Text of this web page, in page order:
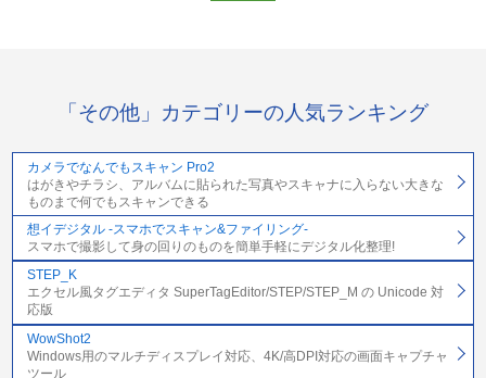
「その他」カテゴリーの人気ランキング
カメラでなんでもスキャン Pro2
はがきやチラシ、アルバムに貼られた写真やスキャナに入らない大きな
ものまで何でもスキャンできる
想イデジタル -スマホでスキャン&ファイリング-
スマホで撮影して身の回りのものを簡単手軽にデジタル化整理!
STEP_K
エクセル風タグエディタ SuperTagEditor/STEP/STEP_M の Unicode 対
応版
WowShot2
Windows用のマルチディスプレイ対応、4K/高DPI対応の画面キャプチャ
ツール